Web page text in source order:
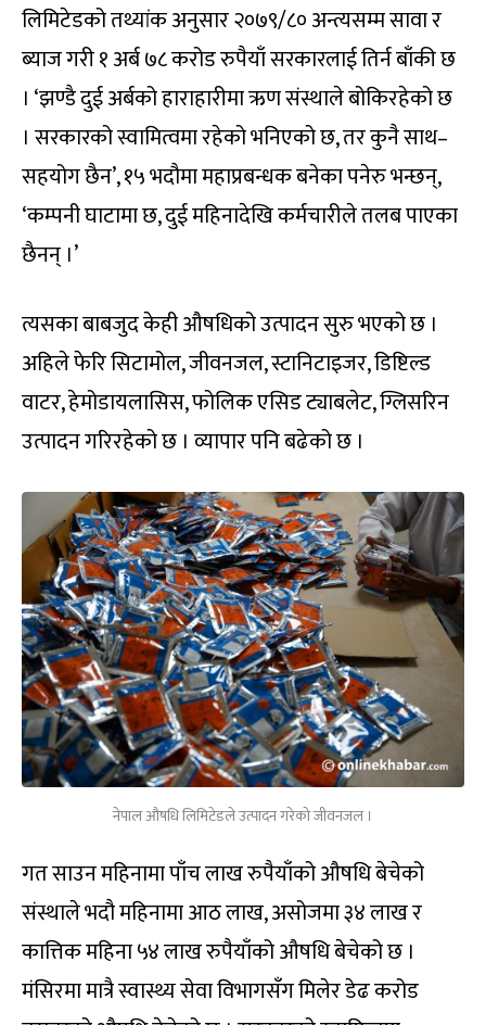
लिमिटेडको तथ्यांक अनुसार २०७९/८० अन्त्यसम्म सावा र
ब्याज गरी १ अर्ब ७८ करोड रुपैयाँ सरकारलाई तिर्न बाँकी छ
। ‘झण्डै दुई अर्बको हाराहारीमा ऋण संस्थाले बोकिरहेको छ
। सरकारको स्वामित्वमा रहेको भनिएको छ, तर कुनै साथ–
सहयोग छैन’, १५ भदौमा महाप्रबन्धक बनेका पनेरु भन्छन्,
‘कम्पनी घाटामा छ, दुई महिनादेखि कर्मचारीले तलब पाएका
छैनन् ।’
त्यसका बाबजुद केही औषधिको उत्पादन सुरु भएको छ ।
अहिले फेरि सिटामोल, जीवनजल, स्टानिटाइजर, डिष्टिल्ड
वाटर, हेमोडायलासिस, फोलिक एसिड ट्याबलेट, ग्लिसरिन
उत्पादन गरिरहेको छ । व्यापार पनि बढेको छ ।
नेपाल औषधि लिमिटेडले उत्पादन गरेको जीवनजल ।
गत साउन महिनामा पाँच लाख रुपैयाँको औषधि बेचेको
संस्थाले भदौ महिनामा आठ लाख, असोजमा ३४ लाख र
कात्तिक महिना ५४ लाख रुपैयाँको औषधि बेचेको छ ।
मंसिरमा मात्रै स्वास्थ्य सेवा विभागसँग मिलेर डेढ करोड